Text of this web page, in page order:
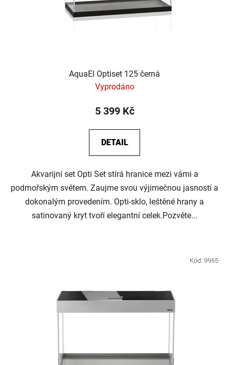
AquaEl Optiset 125 černá
Vyprodáno
5 399 Kč
DETAIL
Akvarijní set Opti Set stírá hranice mezi vámi a
podmořským světem. Zaujme svou výjimečnou jasností a
dokonalým provedením. Opti-sklo, leštěné hrany a
satinovaný kryt tvoří elegantní celek.Pozvěte...
Kód: 9965